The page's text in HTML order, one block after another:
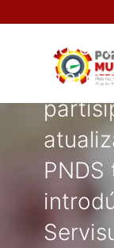
Sua
PNDS